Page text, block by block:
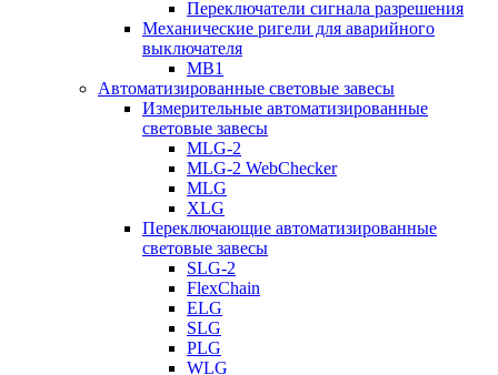
Переключатели сигнала разрешения
Механические ригели для аварийного
выключателя
MB1
Автоматизированные световые завесы
Измерительные автоматизированные
световые завесы
MLG-2
MLG-2 WebChecker
MLG
XLG
Переключающие автоматизированные
световые завесы
SLG-2
FlexChain
ELG
SLG
PLG
WLG